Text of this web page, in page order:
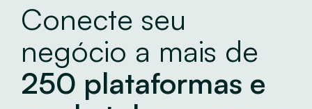
Conecte seu
negócio a mais de
250 plataformas e